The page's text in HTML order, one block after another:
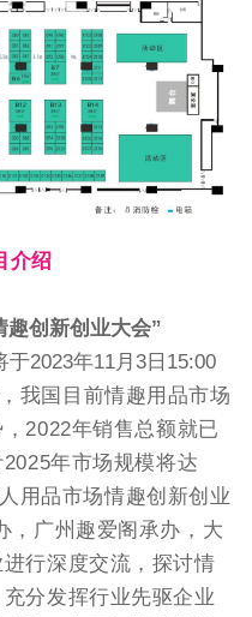
介绍
趣创新创业大会”
于2023年11月3日15:00
我国目前情趣用品市场
2022年销售总额就已
年市场规模将达
用品市场情趣创新创业
，广州趣爱阁承办， 大
行深度交流，探讨情
分发挥行业先驱企业